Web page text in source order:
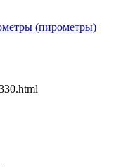
(пирометры)